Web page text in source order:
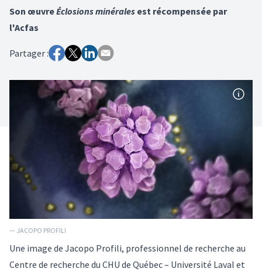
Son œuvreÉclosions minérales est récompensée par
l'Acfas
Partager :
— JACOPO PROFILI
Une image de Jacopo Profili, professionnel de recherche au
Centre de recherche du CHU de Québec – Université Laval et